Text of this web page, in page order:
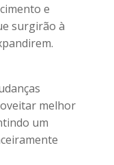
e
surgirão à
melhor
um